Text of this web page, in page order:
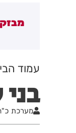
חשד להצתה בשלושה
גן: שבעה דיירים
עמוד
בני
מערכת